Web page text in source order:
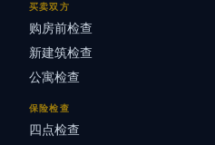
买卖双方
购房前检查
新建筑检查
公寓检查
保险检查
四点检查